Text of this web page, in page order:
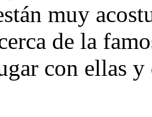
muy
de la
con ellas